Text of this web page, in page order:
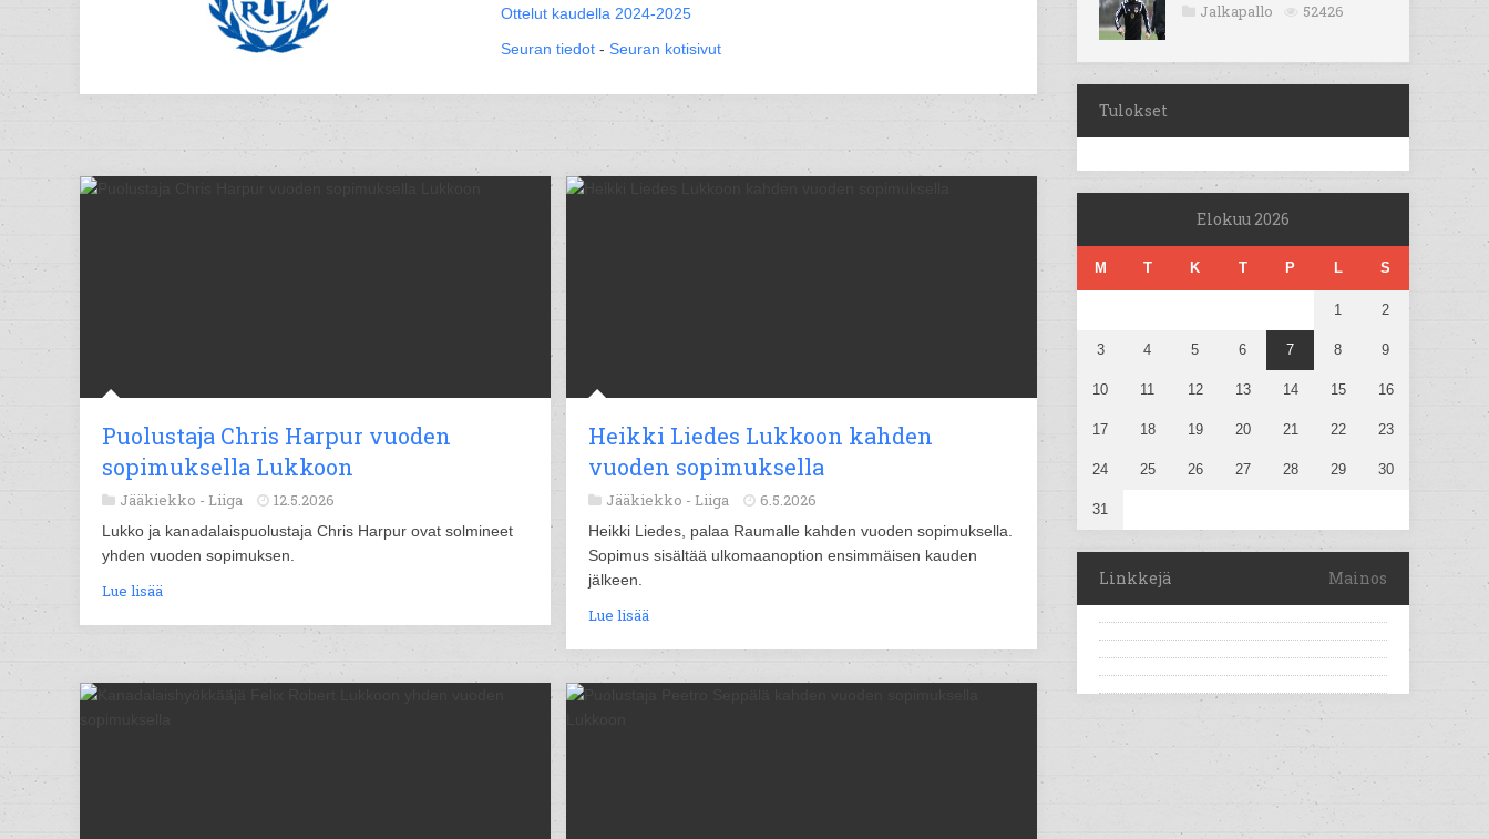
Ottelut kaudella 2024-2025
Seuran tiedot - Seuran kotisivut
Puolustaja Chris Harpur vuoden
sopimuksella Lukkoon
Jääkiekko - Liiga 12.5.2026
Lukko ja kanadalaispuolustaja Chris Harpur ovat solmineet
yhden vuoden sopimuksen.
Lue lisää
Heikki Liedes Lukkoon kahden
vuoden sopimuksella
Jääkiekko - Liiga 6.5.2026
Heikki Liedes, palaa Raumalle kahden vuoden sopimuksella.
Sopimus sisältää ulkomaanoption ensimmäisen kauden
jälkeen.
Lue lisää
Jalkapallo 52426
Tulokset
Elokuu 2026
M T K T P L S
1 2
3 4 5 6 7 8 9
10 11 12 13 14 15 16
17 18 19 20 21 22 23
24 25 26 27 28 29 30
31
Linkkejä Mainos